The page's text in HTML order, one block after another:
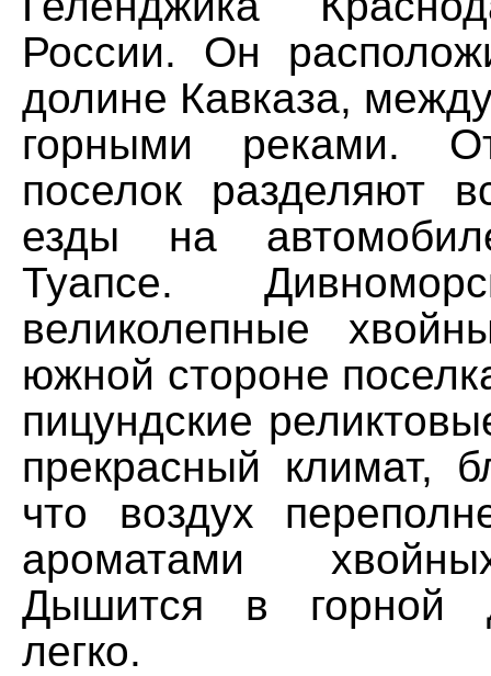
России. Он
долине Кавказа,
горными реками.
поселок разделяют
езды на
Туапсе.
великолепные
южной стороне
пицундские
прекрасный климат,
что воздух
ароматами
Дышится в горной
легко.